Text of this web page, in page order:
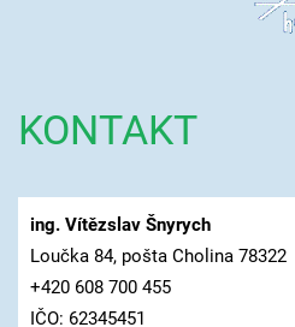
KONTAKT
ing. Vítězslav Šnyrych
Loučka 84, pošta Cholina 78322
+420 608 700 455
IČO: 62345451